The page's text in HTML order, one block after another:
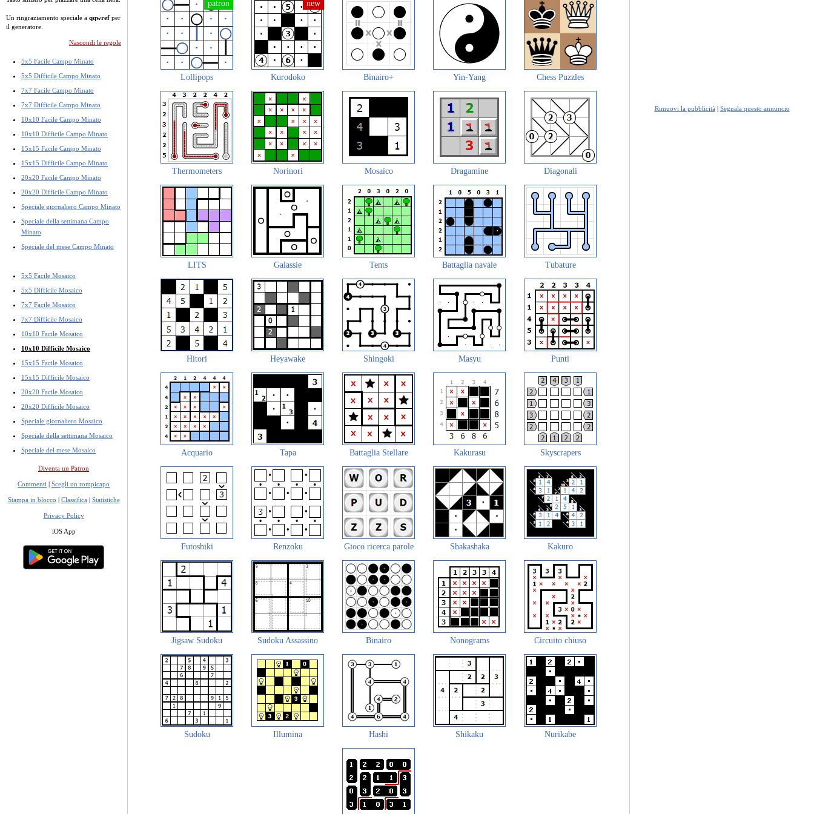
Un ringraziamento speciale a qqwref per
il generatore.
Nascondi le regole
5x5 Facile Campo Minato
5x5 Difficile Campo Minato
7x7 Facile Campo Minato
7x7 Difficile Campo Minato
10x10 Facile Campo Minato
10x10 Difficile Campo Minato
15x15 Facile Campo Minato
15x15 Difficile Campo Minato
20x20 Facile Campo Minato
20x20 Difficile Campo Minato
Speciale giornaliero Campo Minato
Speciale della settimana Campo
Minato
Speciale del mese Campo Minato
5x5 Facile Mosaico
5x5 Difficile Mosaico
7x7 Facile Mosaico
7x7 Difficile Mosaico
10x10 Facile Mosaico
10x10 Difficile Mosaico
15x15 Facile Mosaico
15x15 Difficile Mosaico
20x20 Facile Mosaico
20x20 Difficile Mosaico
Speciale giornaliero Mosaico
Speciale della settimana Mosaico
Speciale del mese Mosaico
Diventa un Patron
Commenti | Scegli un rompicapo
Stampa in blocco | Classifica | Statistiche
Privacy Policy
iOS App
Lollipops Kurodoko Binairo+ Yin-Yang Chess Puzzles
Thermometers Norinori Mosaico Dragamine Diagonali
LITS Galassie Tents Battaglia navale Tubature
Hitori Heyawake Shingoki Masyu Punti
Acquario Tapa Battaglia Stellare Kakurasu Skyscrapers
Futoshiki Renzoku Gioco ricerca parole Shakashaka Kakuro
Jigsaw Sudoku Sudoku Assassino Binairo Nonograms Circuito chiuso
Sudoku Illumina Hashi Shikaku Nurikabe
Rimuovi la pubblicità | Segnala questo annuncio